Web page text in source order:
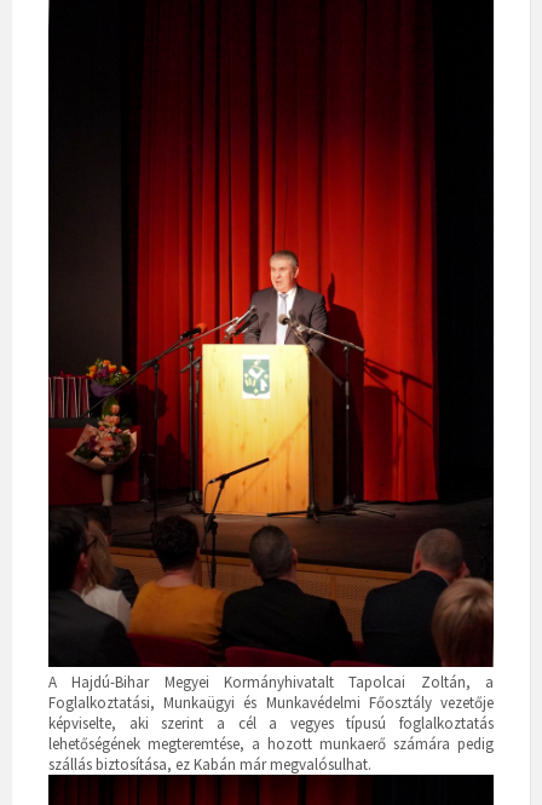
A Hajdú-Bihar Megyei Kormányhivatalt Tapolcai Zoltán, a
Foglalkoztatási, Munkaügyi és Munkavédelmi Főosztály vezetője
képviselte, aki szerint a cél a vegyes típusú foglalkoztatás
lehetőségének megteremtése, a hozott munkaerő számára pedig
szállás biztosítása, ez Kabán már megvalósulhat.